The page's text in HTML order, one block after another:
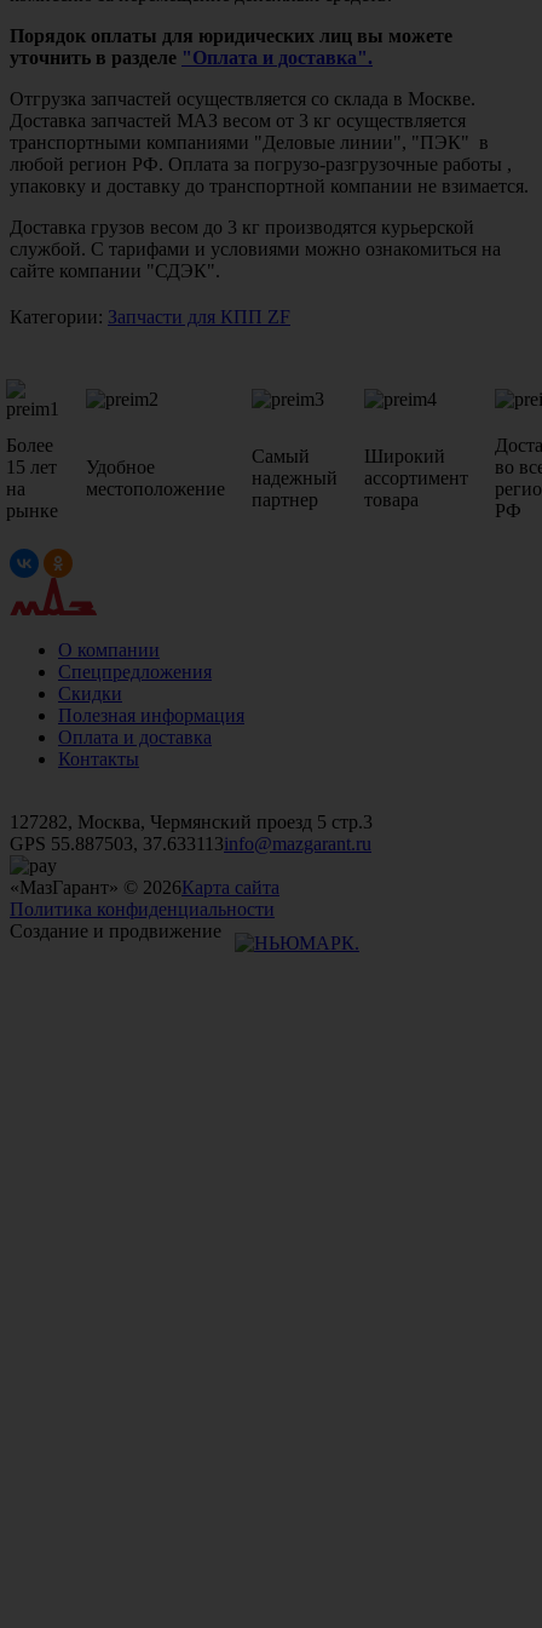
Порядок оплаты для юридических лиц вы можете
уточнить в разделе "Оплата и доставка".
Отгрузка запчастей осуществляется со склада в Москве.
Доставка запчастей МАЗ весом от 3 кг осуществляется
транспортными компаниями "Деловые линии", "ПЭК" в
любой регион РФ. Оплата за погрузо-разгрузочные работы ,
упаковку и доставку до транспортной компании не взимается.
Доставка грузов весом до 3 кг производятся курьерской
службой. С тарифами и условиями можно ознакомиться на
сайте компании "СДЭК".
Категории: Запчасти для КПП ZF
Более
15 лет
на
рынке
Удобное
местоположение
Самый
надежный
партнер
Широкий
ассортимент
товара
во
РФ
О компании
Спецпредложения
Скидки
Полезная информация
Оплата и доставка
Контакты
127282, Москва, Чермянский проезд 5 стр.3
GPS 55.887503, 37.633113info@mazgarant.ru
«МазГарант» © 2026Карта сайта
Политика конфиденциальности
Создание и продвижение